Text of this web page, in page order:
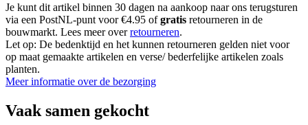
Je kunt dit artikel binnen 30 dagen na aankoop naar ons terugsturen
via een PostNL-punt voor €4.95 ofgratis retourneren in de
bouwmarkt. Lees meer overretourneren.
Let op: De bedenktijd en het kunnen retourneren gelden niet voor
op maat gemaakte artikelen en verse/ bederfelijke artikelen zoals
planten.
Meer informatie over de bezorging
Vaak samen gekocht